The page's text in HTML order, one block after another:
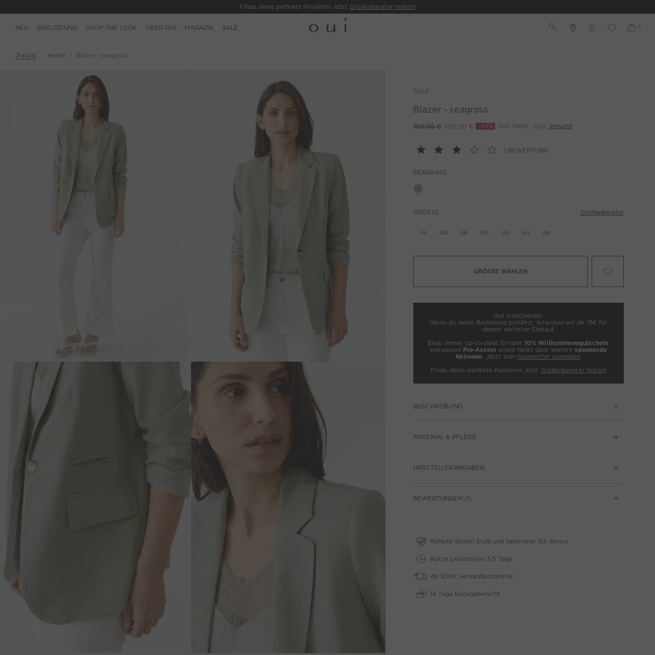
Finde deine perfekte Passform: jetzt Größenberater testen!
NEU BEKLEIDUNG SHOP THE LOOK ÜBER OUI MAGAZIN SALE
Zurück Home Blazer - seagrass
SALE
Blazer - seagrass
199,95 € 100,00 € -49% inkl. MwSt. zzgl. Versand
1 BEWERTUNG
SEAGRASS
GRÖSSE Größenberater
GRÖSSE WÄHLEN
Gut entschieden:
Wenn du deine Bestellung behältst, schenken wir dir 15€ für
deinen nächsten Einkauf.
Bleib immer up-to-date: Erhalte 10% Willkommensgutschein,
exklusiven Pre-Access sowie News über weitere spannende
Aktionen. Jetzt zum Newsletter anmelden .
Finde deine perfekte Passform: jetzt Größenberater testen!
BESCHREIBUNG
MATERIAL & PFLEGE
HERSTELLERANGABEN
BEWERTUNGEN (1)
Behalte deinen Style und bekomme 15€ Bonus
Kurze Lieferzeiten 3-5 Tage
Ab 300€ versandkostenfrei
14 Tage Rückgaberecht